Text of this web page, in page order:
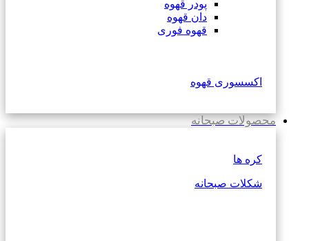
پودر قهوه
دان قهوه
قهوه فوری
اکسسوری قهوه
محصولات صبحانه
کره ها
شکلات صبحانه